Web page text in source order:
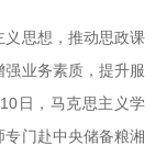
义思想，推动思政课
业务素质，提升服
日，马克思主义学
门赴中央储备粮湘